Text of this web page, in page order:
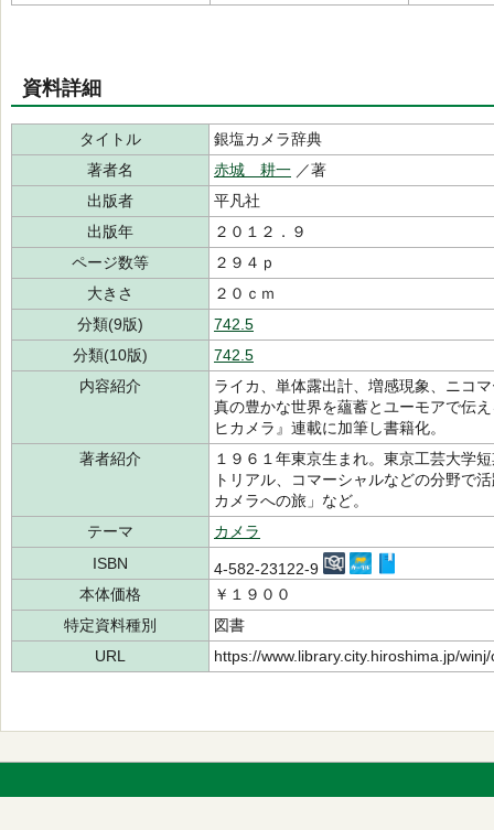
資料詳細
タイトル
銀塩カメラ辞典
著者名
赤城 耕一 ／著
出版者
平凡社
出版年
２０１２．９
ページ数等
２９４ｐ
大きさ
２０ｃｍ
分類(9版)
742.5
分類(10版)
742.5
内容紹介
ライカ、単体露出計、増感現象、ニコ
真の豊かな世界を蘊蓄とユーモアで伝
ヒカメラ』連載に加筆し書籍化。
著者紹介
１９６１年東京生まれ。東京工芸大学
トリアル、コマーシャルなどの分野で
カメラへの旅」など。
テーマ
カメラ
ISBN
4-582-23122-9
本体価格
￥１９００
特定資料種別
図書
URL
https://www.library.city.hiroshima.jp/